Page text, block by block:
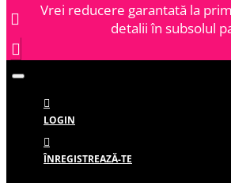
Vrei reducere garantată la
detalii în subsolul
LOGIN
ÎNREGISTREAZĂ-TE